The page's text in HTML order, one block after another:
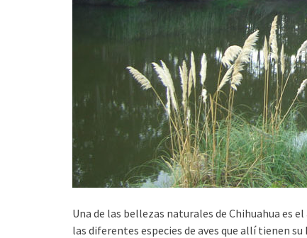
Una de las bellezas naturales de Chihuahua es
las diferentes especies de aves que allí tienen